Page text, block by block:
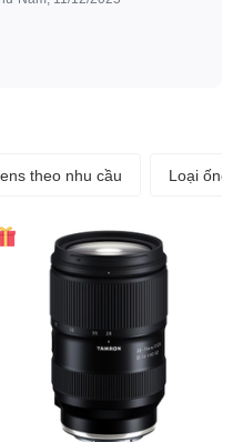
theo nhu cầu Loại